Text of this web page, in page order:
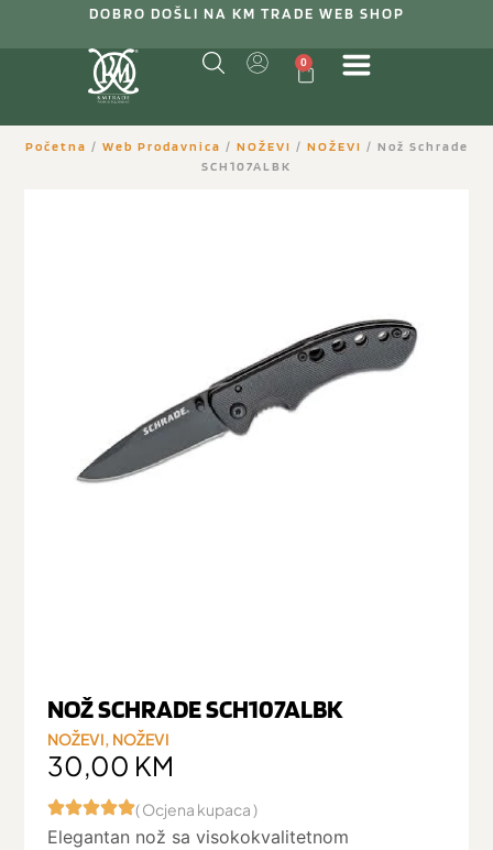
DOBRO DOŠLI NA KM TRADE WEB SHOP
0
Početna / Web Prodavnica / NOŽEVI / NOŽEVI / Nož Schrade
SCH107ALBK
NOŽ SCHRADE SCH107ALBK
NOŽEVI, NOŽEVI
30,00 KM
( Ocjena kupaca )
Elegantan nož sa visokokvalitetnom